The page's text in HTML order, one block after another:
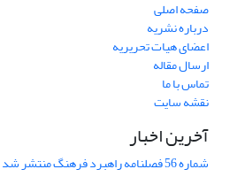
صفحه اصلی
درباره نشریه
اعضای هیات تحریریه
ارسال مقاله
تماس با ما
نقشه سایت
آخرین اخبار
شماره 56 فصلنامه راهبرد فرهنگ منتشر شد